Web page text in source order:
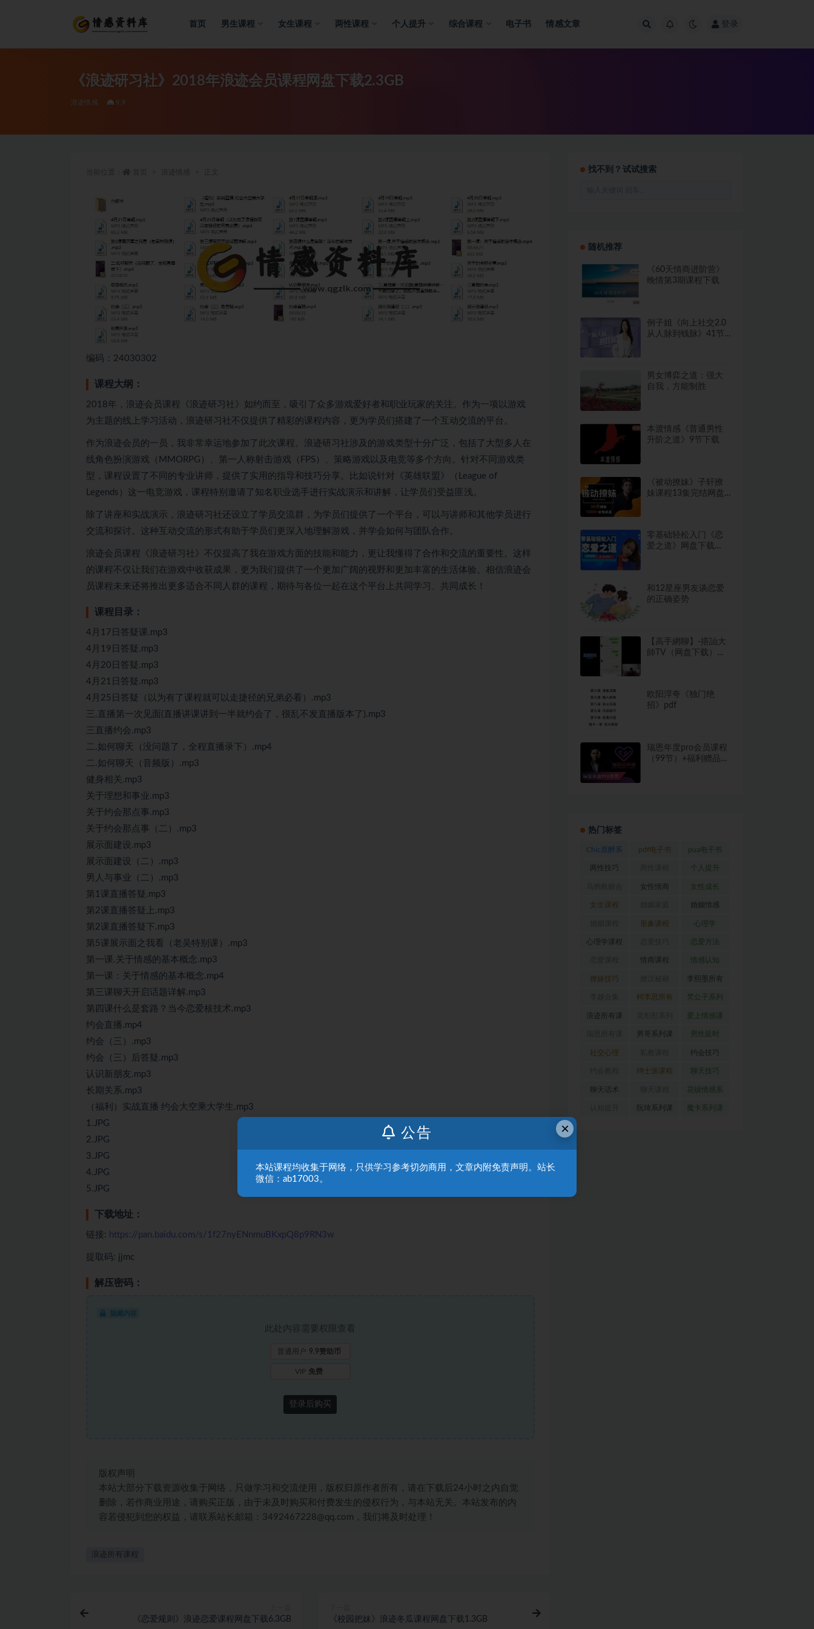
首页 男生课程 女生课程 两性课程 个人提升 综合课程 电子书 情感文章 登录
《浪迹研习社》2018年浪迹会员课程网盘下载2.3GB
浪迹情感 9.9
编码：24030302
课程大纲：
2018年，浪迹会员课程《浪迹研习社》如约而至，吸引了众多游戏爱好者和职业玩家的关注。作为一项以游戏
为主题的线上学习活动，浪迹研习社不仅提供了精彩的课程内容，更为学员们搭建了一个互动交流的平台。
作为浪迹会员的一员，我非常幸运地参加了此次课程。浪迹研习社涉及的游戏类型十分广泛，包括了大型多人在
线角色扮演游戏（MMORPG）、第一人称射击游戏（FPS）、策略游戏以及电竞等多个方向。针对不同游戏类
型，课程设置了不同的专业讲师，提供了实用的指导和技巧分享。比如说针对《英雄联盟》（League of
Legends）这一电竞游戏，课程特别邀请了知名职业选手进行实战演示和讲解，让学员们受益匪浅。
除了讲座和实战演示，浪迹研习社还设立了学员交流群，为学员们提供了一个平台，可以与讲师和其他学员进行
交流和探讨。这种互动交流的形式有助于学员们更深入地理解游戏，并学会如何与团队合作。
浪迹会员课程《浪迹研习社》不仅提高了我在游戏方面的技能和能力，更让我懂得了合作和交流的重要性。这样
的课程不仅让我们在游戏中收获成果，更为我们提供了一个更加广阔的视野和更加丰富的生活体验。相信浪迹会
员课程未来还将推出更多适合不同人群的课程，期待与各位一起在这个平台上共同学习、共同成长！
课程目录：
4月17日答疑课.mp3
4月19日答疑.mp3
4月20日答疑.mp3
4月21日答疑.mp3
4月25日答疑（以为有了课程就可以走捷径的兄弟必看）.mp3
三.直播第一次见面(直播讲课讲到一半就约会了，很乱不发直播版本了).mp3
三直播约会.mp3
二.如何聊天（没问题了，全程直播录下）.mp4
二.如何聊天（音频版）.mp3
健身相关.mp3
关于理想和事业.mp3
关于约会那点事.mp3
关于约会那点事（二）.mp3
展示面建设.mp3
展示面建设（二）.mp3
男人与事业（二）.mp3
第1课直播答疑.mp3
第2课直播答疑上.mp3
第2课直播答疑下.mp3
第5课展示面之我看（老吴特别课）.mp3
第一课.关于情感的基本概念.mp3
第一课：关于情感的基本概念.mp4
第三课聊天开启话题详解.mp3
第四课什么是套路？当今恋爱核技术.mp3
约会直播.mp4
约会（三）.mp3
约会（三）后答疑.mp3
认识新朋友.mp3
长期关系.mp3
（福利）实战直播 约会大空乘大学生.mp3
1.JPG
2.JPG
3.JPG
4.JPG
5.JPG
下载地址：
链接: https://pan.baidu.com/s/1f27nyENnmuBKxpQ8p9RN3w
提取码: jjmc
解压密码：
隐藏内容
此处内容需要权限查看
普通用户 9.9赞助币
VIP 免费
登录后购买
版权声明
本站大部分下载资源收集于网络，只做学习和交流使用，版权归原作者所有，请在下载后24小时之内自觉
删除，若作商业用途，请购买正版，由于未及时购买和付费发生的侵权行为，与本站无关。本站发布的内
容若侵犯到您的权益，请联系站长邮箱：3492467228@qq.com，我们将及时处理！
浪迹所有课程
《恋爱规则》浪迹恋爱课程网盘下载6.3GB 《校园把妹》浪迹冬瓜课程网盘下载1.3GB
找不到？试试搜索
随机推荐
《60天情商进阶营》
晚情第3期课程下载
例子姐《向上社交2.0
从人脉到钱脉》41节
男女博弈之道：强大
自我，方能制胜
本渡情感《普通男性
升阶之道》9节下载
《被动撩妹》子轩撩
妹课程13集完结网盘
零基础轻松入门《恋
爱之道》网盘下载
和12星座男友谈恋爱
的正确姿势
【高手網聊】-搭訕大
師TV（网盘下载）
欧阳浮夸《独门绝
招》pdf
瑞恩年度pro会员课程
（99节）+福利赠品网
热门标签
Chic原醉系
列(47)
pdf电子书 pua电子书
(317)
两性技巧
(194)
个人提升
(27)
集(42)
女性情商 女性成长
(39)
女生课程
(56)
婚姻情感
(30)
(54)
形象课程 心理学
(128)
心理学课程
(92)
恋爱方法
(88)
(54)
情商课程 情感认知
(22)
撩妹技巧
(31)
李熙墨所有
课程(24)
(23)
柯李思所有 梵公子系列
(31)
浪迹所有课
(26)
爱上情感课
程(34)
程(26)
男哥系列课 男性延时
(26)
社交心理
(80)
约会技巧
(41)
(51)
绅士派课程 聊天技巧
(155)
聊天话术
(171)
花镇情感系
列 (35)
阮琦系列课 魔卡系列课
×
公告
本站课程均收集于网络，只供学习参考切勿商用，文章内附免责声明。站长
微信：ab17003。